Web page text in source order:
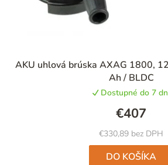
AKU uhlová brúska AXAG 1800,
Ah / BLDC
Dostupné do 7
€330,89 bez DPH
€407
DO KOŠÍKA